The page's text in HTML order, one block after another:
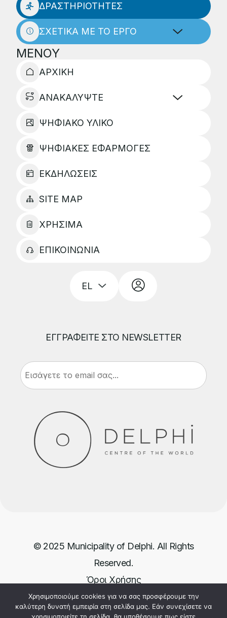
ΔΡΑΣΤΗΡΙΟΤΗΤΕΣ
ΣΧΕΤΙΚΑ ΜΕ ΤΟ ΕΡΓΟ
ΜΕΝΟΥ
ΑΡΧΙΚΗ
ΑΝΑΚΑΛΥΨΤΕ
ΨΗΦΙΑΚΟ ΥΛΙΚΟ
ΨΗΦΙΑΚΕΣ ΕΦΑΡΜΟΓΕΣ
ΕΚΔΗΛΩΣΕΙΣ
SITE MAP
ΧΡΗΣΙΜΑ
ΕΠΙΚΟΙΝΩΝΙΑ
ΕΓΓΡΑΦΕΙΤΕ ΣΤΟ NEWSLETTER
© 2025 Municipality of Delphi. All Rights
Reserved.
Όροι Χρήσης
Πολιτική Απορρήτου
Powered by Comitech SA
Χρησιμοποιούμε cookies για να σας προσφέρουμε την
καλύτερη δυνατή εμπειρία στη σελίδα μας. Εάν συνεχίσετε να